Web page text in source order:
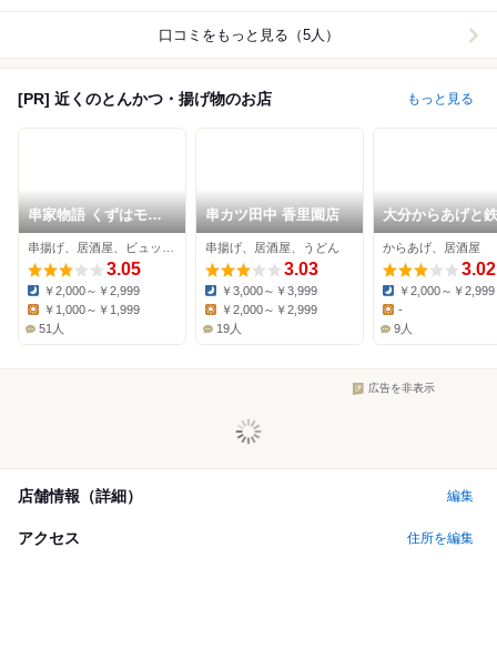
口コミをもっと見る（5人）
[PR] 近くのとんかつ・揚げ物のお店 もっと見る
串家物語 くずはモー
ル店
3.05
Dinner:
￥2,000～￥2,999
Lunch:
￥1,000～￥1,999
51人
串カツ田中 香里園店
串揚げ、居酒屋、うどん
3.03
Dinner:
￥3,000～￥3,999
Lunch:
￥2,000～￥2,999
19人
大分からあげと
香里園応援団 勝
からあげ、居酒屋
3.02
Dinner:
￥2,000～￥2,999
Lunch:
-
9人
広告を非表示
店舗情報（詳細） 編集
アクセス 住所を編集